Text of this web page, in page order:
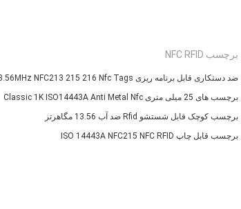
برچسب NFC RFID
ضد دستکاری قابل برنامه ریزی 13.56MHz NFC213 215 216 Nfc Tags
برچسب های 25 میلی متری Classic 1K ISO14443A Anti Metal Nfc
برچسب کوچک قابل شستشو Rfid ضد آب 13.56 مگاهرتز
برچسب قابل چاپ ISO 14443A NFC215 NFC RFID